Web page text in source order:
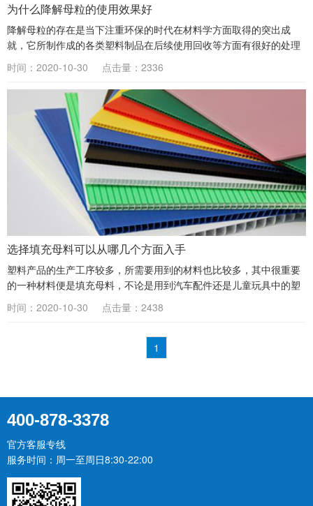
为什么降解母粒的使用效果好
降解母粒的存在是当下注重环保的时代在材料学方面取得的突出成
就，它所制作成的各类塑料制品在后续使用回收等方面有很好的处理
方案。所以说在相关政策的鼓励下专业生产降解母粒的厂商得到了各
界关注，其供应的好用的...
时间：2020-10-30 点击量：2336
选择填充母料可以从哪几个方面入手
塑料产品的生产工序较多，所需要用到的材料也比较多，其中很重要
的一种材料便是填充母料，不论是用到汽车配件还是儿童玩具中的塑
料产品，都需要加入这种材料才能完成。从使用途径上看，填充母料
又可以分为PP注塑填充...
时间：2020-10-30 点击量：2438
1
400-878-3378
官方客服专线
服务时间：周一至周日8:30-22:00